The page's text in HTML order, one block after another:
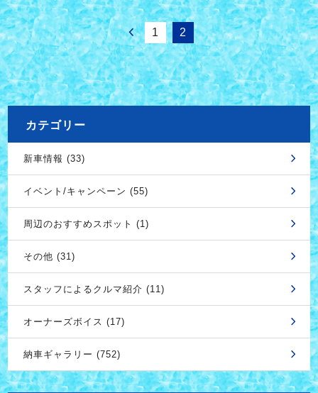
1 2
カテゴリー
新車情報 (33)
イベント/キャンペーン (55)
周辺のおすすめスポット (1)
その他 (31)
スタッフによるクルマ紹介 (11)
オーナーズボイス (17)
納車ギャラリー (752)